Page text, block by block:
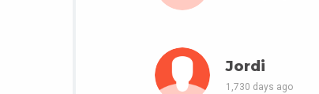
Jordi
1,730 days ago